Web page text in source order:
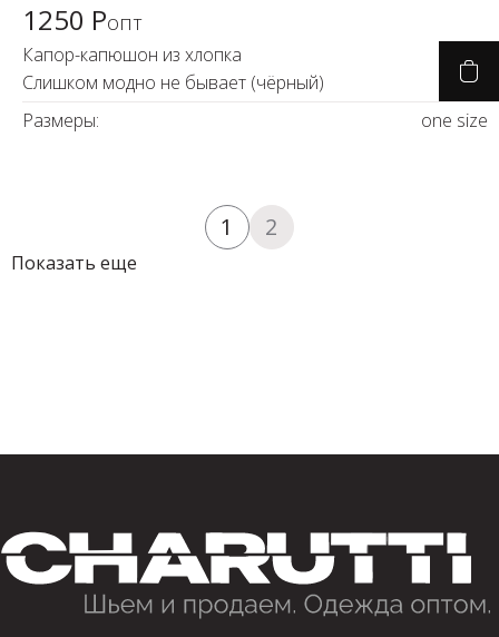
1250 Ропт
Капор-капюшон из хлопка
Слишком модно не бывает (чёрный)
Размеры:
one size
1 2
Показать еще